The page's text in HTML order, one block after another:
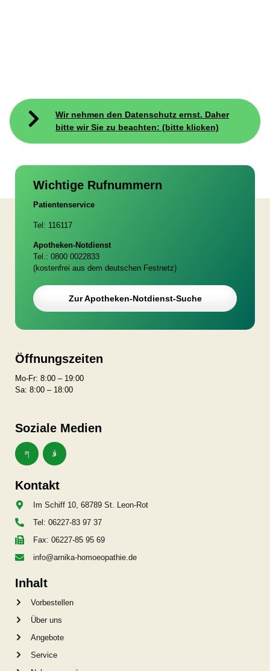
Wir nehmen den Datenschutz ernst. Daher
bitte wir Sie zu beachten: (bitte klicken)
Wichtige Rufnummern
Patientenservice
Tel: 116117
Apotheken-Notdienst
Tel.: 0800 0022833
(kostenfrei aus dem deutschen Festnetz)
Zur Apotheken-Notdienst-Suche
Öffnungszeiten
Mo-Fr: 8:00 – 19:00
Sa: 8:00 – 18:00
Soziale Medien
Kontakt
Im Schiff 10, 68789 St. Leon-Rot
Tel: 06227-83 97 37
Fax: 06227-85 95 69
info@arnika-homoeopathie.de
Inhalt
Vorbestellen
Über uns
Angebote
Service